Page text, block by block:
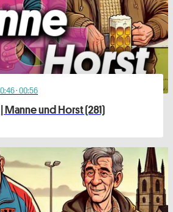
· 00:56
und Horst (281)